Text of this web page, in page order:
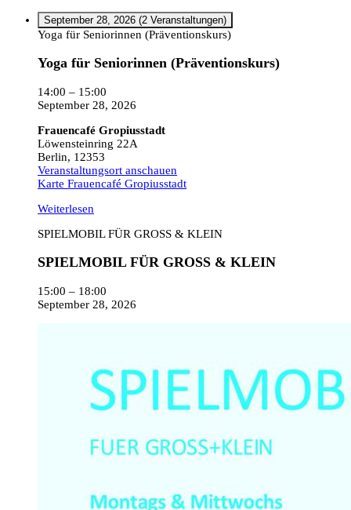
September 28, 2026 (2 Veranstaltungen)
Yoga für Seniorinnen (Präventionskurs)
Yoga für Seniorinnen (Präventionskurs)
14:00 – 15:00
September 28, 2026
Frauencafé Gropiusstadt
Löwensteinring 22A
Berlin, 12353
Veranstaltungsort anschauen
Karte Frauencafé Gropiusstadt
Weiterlesen
SPIELMOBIL FÜR GROSS & KLEIN
SPIELMOBIL FÜR GROSS & KLEIN
15:00 – 18:00
September 28, 2026